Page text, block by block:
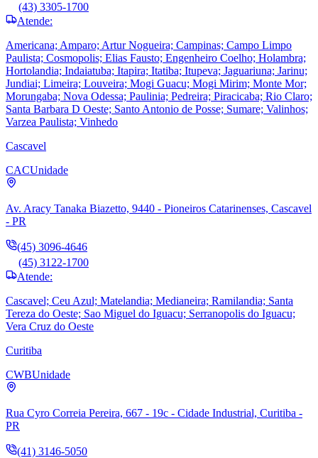
(43) 3305-1700
Atende:
Americana; Amparo; Artur Nogueira; Campinas; Campo Limpo
Paulista; Cosmopolis; Elias Fausto; Engenheiro Coelho; Holambra;
Hortolandia; Indaiatuba; Itapira; Itatiba; Itupeva; Jaguariuna; Jarinu;
Jundiai; Limeira; Louveira; Mogi Guacu; Mogi Mirim; Monte Mor;
Morungaba; Nova Odessa; Paulinia; Pedreira; Piracicaba; Rio Claro;
Santa Barbara D Oeste; Santo Antonio de Posse; Sumare; Valinhos;
Varzea Paulista; Vinhedo
Cascavel
CACUnidade
Av. Aracy Tanaka Biazetto, 9440 - Pioneiros Catarinenses, Cascavel
- PR
(45) 3096-4646
(45) 3122-1700
Atende:
Cascavel; Ceu Azul; Matelandia; Medianeira; Ramilandia; Santa
Tereza do Oeste; Sao Miguel do Iguacu; Serranopolis do Iguacu;
Vera Cruz do Oeste
Curitiba
CWBUnidade
Rua Cyro Correia Pereira, 667 - 19c - Cidade Industrial, Curitiba -
PR
(41) 3146-5050